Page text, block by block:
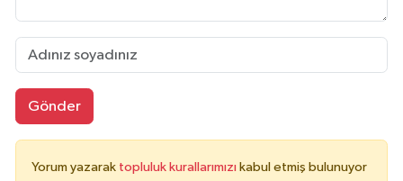
Gönder
Yorum yazarak topluluk kurallarımızı kabul etmiş bulunuyor